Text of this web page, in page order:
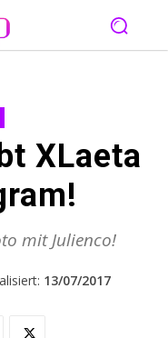
XLaeta
mit Julienco!
13/07/2017